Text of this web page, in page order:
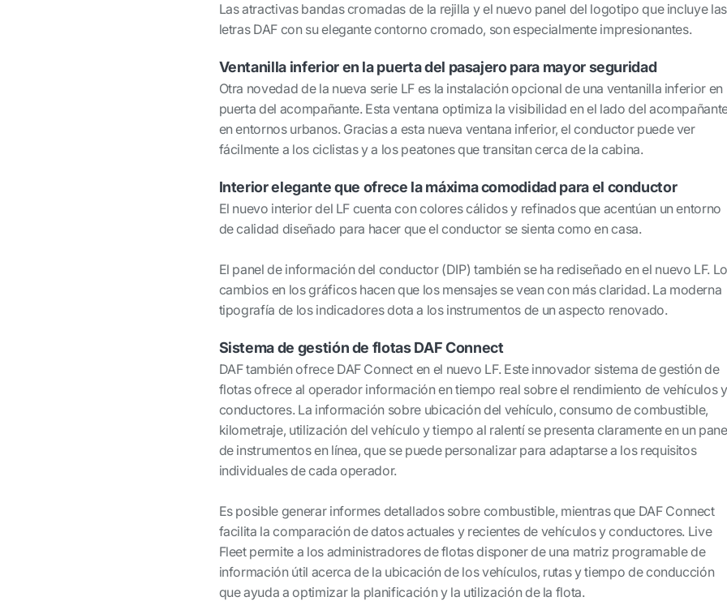
Las atractivas bandas cromadas de la rejilla y el nuevo panel del logotipo que incluye las
letras DAF con su elegante contorno cromado, son especialmente impresionantes.
Ventanilla inferior en la puerta del pasajero para mayor seguridad
Otra novedad de la nueva serie LF es la instalación opcional de una ventanilla inferior en
puerta del acompañante. Esta ventana optimiza la visibilidad en el lado del
en entornos urbanos. Gracias a esta nueva ventana inferior, el conductor puede ver
fácilmente a los ciclistas y a los peatones que transitan cerca de la cabina.
Interior elegante que ofrece la máxima comodidad para el conductor
El nuevo interior del LF cuenta con colores cálidos y refinados que acentúan un entorno
de calidad diseñado para hacer que el conductor se sienta como en casa.
El panel de información del conductor (DIP) también se ha rediseñado en el nuevo LF.
cambios en los gráficos hacen que los mensajes se vean con más claridad. La moderna
tipografía de los indicadores dota a los instrumentos de un aspecto renovado.
Sistema de gestión de flotas DAF Connect
DAF también ofrece DAF Connect en el nuevo LF. Este innovador sistema de gestión de
flotas ofrece al operador información en tiempo real sobre el rendimiento de vehículos y
conductores. La información sobre ubicación del vehículo, consumo de combustible,
kilometraje, utilización del vehículo y tiempo al ralentí se presenta claramente en un
de instrumentos en línea, que se puede personalizar para adaptarse a los requisitos
individuales de cada operador.
Es posible generar informes detallados sobre combustible, mientras que DAF Connect
facilita la comparación de datos actuales y recientes de vehículos y conductores. Live
Fleet permite a los administradores de flotas disponer de una matriz programable de
información útil acerca de la ubicación de los vehículos, rutas y tiempo de conducción
que ayuda a optimizar la planificación y la utilización de la flota.